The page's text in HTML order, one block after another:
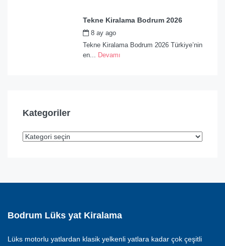
Tekne Kiralama Bodrum 2026
8 ay ago
Tekne Kiralama Bodrum 2026 Türkiye’nin
en... Devamı
Kategoriler
Bodrum Lüks yat Kiralama
Lüks motorlu yatlardan klasik yelkenli yatlara kadar çok çeşitli